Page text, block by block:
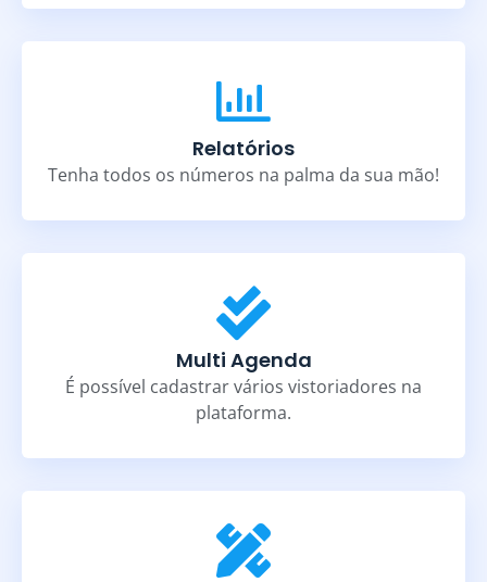
Relatórios
Tenha todos os números na palma da sua mão!
Multi Agenda
É possível cadastrar vários vistoriadores na
plataforma.